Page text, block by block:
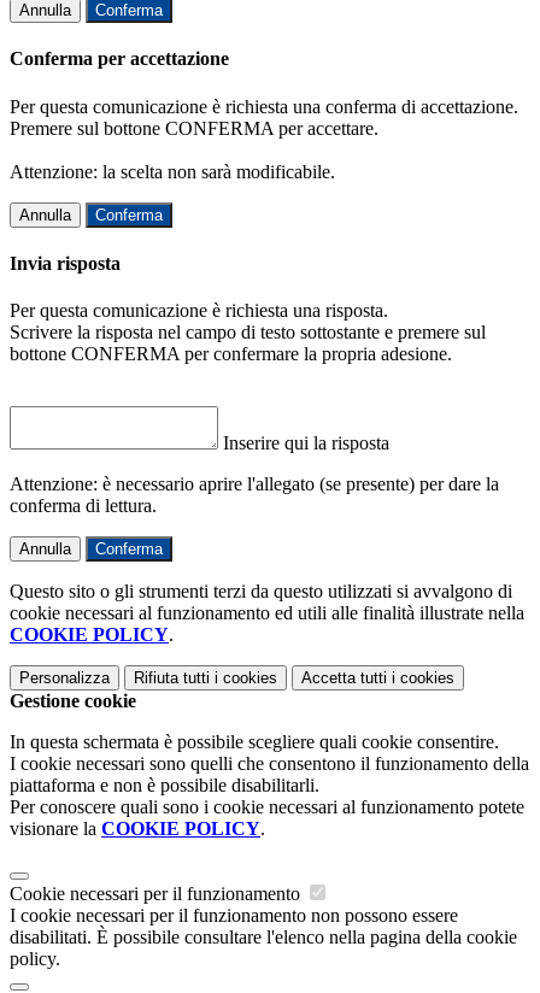
Annulla Conferma
Conferma per accettazione
Per questa comunicazione è richiesta una conferma di accettazione.
Premere sul bottone CONFERMA per accettare.
Attenzione: la scelta non sarà modificabile.
Annulla Conferma
Invia risposta
Per questa comunicazione è richiesta una risposta.
Scrivere la risposta nel campo di testo sottostante e premere sul
bottone CONFERMA per confermare la propria adesione.
Inserire qui la risposta
Attenzione: è necessario aprire l'allegato (se presente) per dare la
conferma di lettura.
Annulla Conferma
Questo sito o gli strumenti terzi da questo utilizzati si avvalgono di
cookie necessari al funzionamento ed utili alle finalità illustrate nella
COOKIE POLICY.
Personalizza Rifiuta tutti i cookies Accetta tutti i cookies
Gestione cookie
In questa schermata è possibile scegliere quali cookie consentire.
I cookie necessari sono quelli che consentono il funzionamento della
piattaforma e non è possibile disabilitarli.
Per conoscere quali sono i cookie necessari al funzionamento potete
visionare la COOKIE POLICY.
Cookie necessari per il funzionamento
I cookie necessari per il funzionamento non possono essere
disabilitati. È possibile consultare l'elenco nella pagina della cookie
policy.